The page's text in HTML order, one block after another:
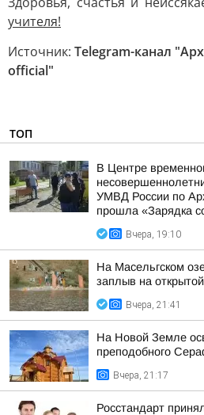
учителя!
Источник: Telegram-канал
official"
ТОП
В Центре
УМВД России по
прошла «Зарядка
Вчера, 19:10
На Масельгском
заплыв на
Вчера, 21:41
На Новой Земле
преподобного
Вчера, 21:17
Росстандарт